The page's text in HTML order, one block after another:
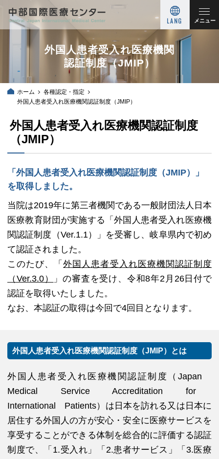
LANG メニュー
外国人患者受入れ医療機関
認証制度（JMIP）
ホーム
各種認定・指定
外国人患者受入れ医療機関認証制度（JMIP）
外国人患者受入れ医療機関認証制度
（JMIP）
「外国人患者受入れ医療機関認証制度（JMIP）」
を取得しました。
当院は2019年に第三者機関である一般財団法人日本
医療教育財団が実施する「外国人患者受入れ医療機
関認証制度（Ver.1.1）」を受審し、岐阜県内で初め
て認証されました。
このたび、「外国人患者受入れ医療機関認証制度
（Ver.3.0）
」の審査を受け、令和8年2月26日付で
認証を取得いたしました。
なお、本認証の取得は今回で4回目となります。
外国人患者受入れ医療機関認証制度（JMIP）とは
外国人患者受入れ医療機関認証制度（Japan
Medical Service Accreditation for
International Patients）は日本を訪れる又は日本に
居住する外国人の方が安心・安全に医療サービスを
享受することができる体制を総合的に評価する認証
制度で、「1.受入れ」「2.患者サービス」「3.医療